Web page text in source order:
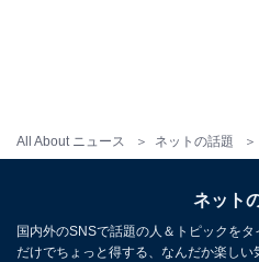
All About ニュース ネットの話題
ネット
国内外のSNSで話題の人＆トピックを
だけでちょっと得する、なんだか楽し